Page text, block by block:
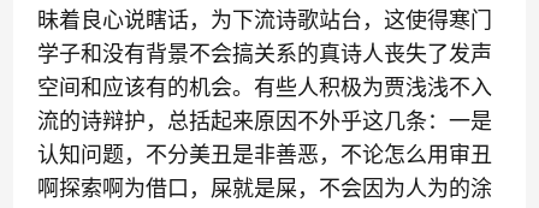
昧着良心说瞎话，为下流诗歌站台，这使得寒门
学子和没有背景不会搞关系的真诗人丧失了发声
空间和应该有的机会。有些人积极为贾浅浅不入
流的诗辩护，总括起来原因不外乎这几条：一是
认知问题，不分美丑是非善恶，不论怎么用审丑
啊探索啊为借口，屎就是屎，不会因为人为的涂